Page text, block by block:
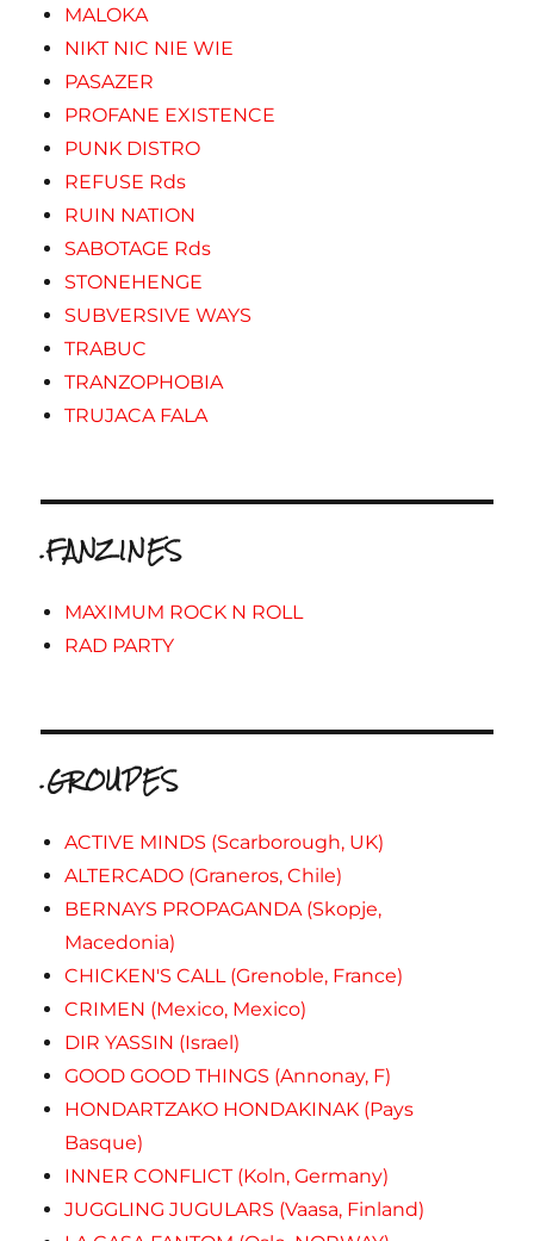
MALOKA
NIKT NIC NIE WIE
PASAZER
PROFANE EXISTENCE
PUNK DISTRO
REFUSE Rds
RUIN NATION
SABOTAGE Rds
STONEHENGE
SUBVERSIVE WAYS
TRABUC
TRANZOPHOBIA
TRUJACA FALA
.FANZINES
MAXIMUM ROCK N ROLL
RAD PARTY
.GROUPES
ACTIVE MINDS (Scarborough, UK)
ALTERCADO (Graneros, Chile)
BERNAYS PROPAGANDA (Skopje,
Macedonia)
CHICKEN'S CALL (Grenoble, France)
CRIMEN (Mexico, Mexico)
DIR YASSIN (Israel)
GOOD GOOD THINGS (Annonay, F)
HONDARTZAKO HONDAKINAK (Pays
Basque)
INNER CONFLICT (Koln, Germany)
JUGGLING JUGULARS (Vaasa, Finland)